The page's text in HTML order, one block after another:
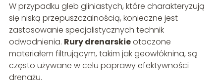
W przypadku gleb gliniastych, które charakteryzują
się niską przepuszczalnością, konieczne jest
zastosowanie specjalistycznych technik
odwodnienia. Rury drenarskieotoczone
materiałem filtrującym, takim jak geowłóknina, są
często używane w celu poprawy efektywności
drenażu.